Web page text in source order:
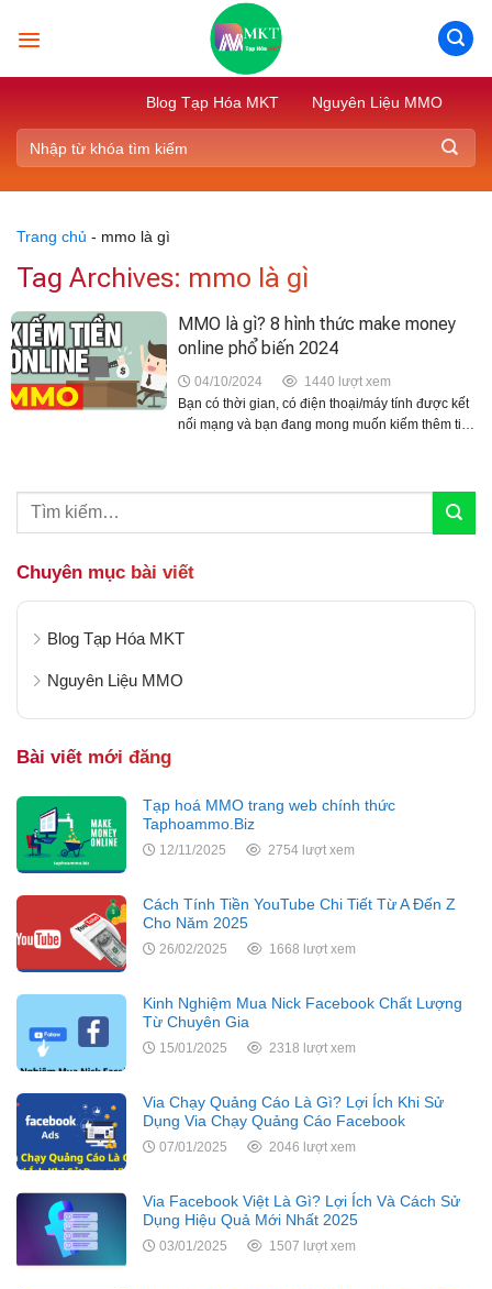
Blog Tạp Hóa MKT Nguyên Liệu MMO
Trang chủ - mmo là gì
Tag Archives: mmo là gì
MMO là gì? 8 hình thức make money
online phổ biến 2024
04/10/2024
1440 lượt xem
Bạn có thời gian, có điện thoại/máy tính được kết
nối mạng và bạn đang mong muốn kiếm thêm tiền.
Chuyên mục bài viết
Blog Tạp Hóa MKT
Nguyên Liệu MMO
Bài viết mới đăng
Tạp hoá MMO trang web chính thức
Taphoammo.Biz
12/11/2025 2754 lượt xem
Cách Tính Tiền YouTube Chi Tiết Từ A Đến Z
Cho Năm 2025
26/02/2025 1668 lượt xem
Kinh Nghiệm Mua Nick Facebook Chất Lượng
Từ Chuyên Gia
15/01/2025 2318 lượt xem
Via Chạy Quảng Cáo Là Gì? Lợi Ích Khi Sử
Dụng Via Chạy Quảng Cáo Facebook
07/01/2025 2046 lượt xem
Via Facebook Việt Là Gì? Lợi Ích Và Cách Sử
Dụng Hiệu Quả Mới Nhất 2025
03/01/2025 1507 lượt xem